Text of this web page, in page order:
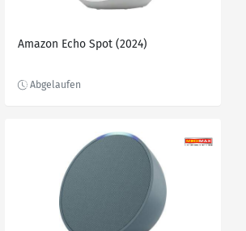
Amazon Echo Spot (2024)